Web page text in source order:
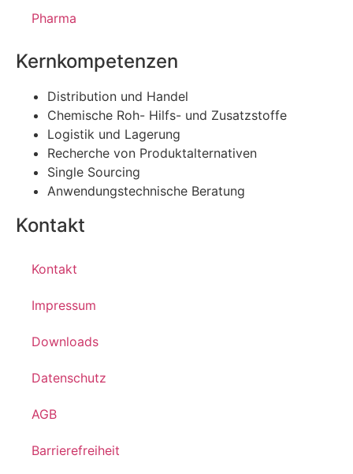
Pharma
Kernkompetenzen
Distribution und Handel
Chemische Roh- Hilfs- und Zusatzstoffe
Logistik und Lagerung
Recherche von Produktalternativen
Single Sourcing
Anwendungstechnische Beratung
Kontakt
Kontakt
Impressum
Downloads
Datenschutz
AGB
Barrierefreiheit